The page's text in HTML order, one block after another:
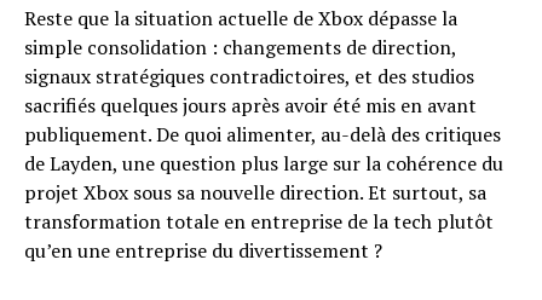
Reste que la situation actuelle de Xbox dépasse la
simple consolidation : changements de direction,
signaux stratégiques contradictoires, et des studios
sacrifiés quelques jours après avoir été mis en avant
publiquement. De quoi alimenter, au-delà des critiques
de Layden, une question plus large sur la cohérence du
projet Xbox sous sa nouvelle direction. Et surtout, sa
transformation totale en entreprise de la tech plutôt
qu’en une entreprise du divertissement ?